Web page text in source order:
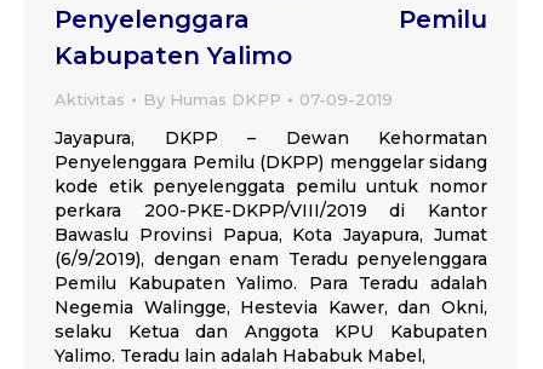
Penyelenggara Pemilu
Kabupaten Yalimo
Aktivitas By Humas DKPP 07-09-2019
Jayapura, DKPP – Dewan Kehormatan
Penyelenggara Pemilu (DKPP) menggelar sidang
kode etik penyelenggata pemilu untuk nomor
perkara 200-PKE-DKPP/VIII/2019 di Kantor
Bawaslu Provinsi Papua, Kota Jayapura, Jumat
(6/9/2019), dengan enam Teradu penyelenggara
Pemilu Kabupaten Yalimo. Para Teradu adalah
Negemia Walingge, Hestevia Kawer, dan Okni,
selaku Ketua dan Anggota KPU Kabupaten
Yalimo. Teradu lain adalah Hababuk Mabel,